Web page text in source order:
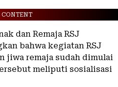
CONTENT
dan Remaja RSJ
bahwa kegiatan RSJ
jiwa remaja sudah dimulai
meliputi sosialisasi